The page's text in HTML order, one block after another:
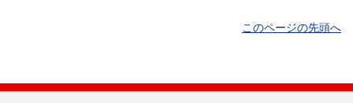
このページの先頭へ